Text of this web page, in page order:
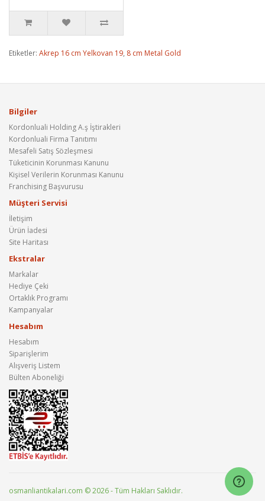
Etiketler: Akrep 16 cm Yelkovan 19, 8 cm Metal Gold
Bilgiler
Kordonluali Holding A.ş İştirakleri
Kordonluali Firma Tanıtımı
Mesafeli Satış Sözleşmesi
Tüketicinin Korunması Kanunu
Kişisel Verilerin Korunması Kanunu
Franchising Başvurusu
Müşteri Servisi
İletişim
Ürün İadesi
Site Haritası
Ekstralar
Markalar
Hediye Çeki
Ortaklık Programı
Kampanyalar
Hesabım
Hesabım
Siparişlerim
Alışveriş Listem
Bülten Aboneliği
osmanliantikalari.com © 2026 - Tüm Hakları Saklıdır.